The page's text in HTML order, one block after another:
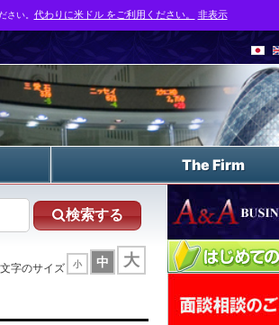
The Firm
検索する
文字のサイズ 小 中 大
い。 代わりに米ドル をご利用ください。 非表示